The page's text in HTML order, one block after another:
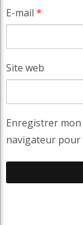
E-mail *
Site web
Enregistrer
navigateur pour